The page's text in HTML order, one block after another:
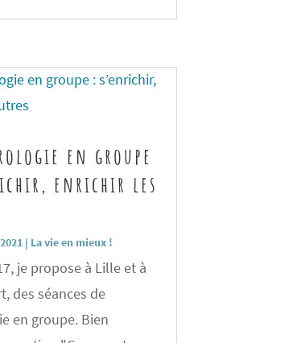
en groupe
enrichir les
| La vie en mieux !
je propose à Lille et à
des séances de
en groupe. Bien